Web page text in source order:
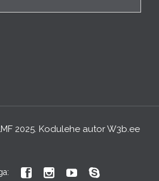
2025. Kodulehe autorW3b.ee
   